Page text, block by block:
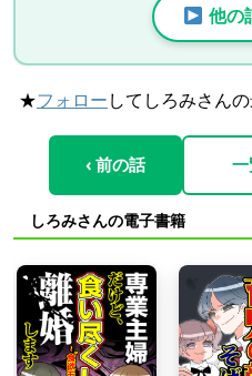
他の
★フォロー してしろみさん
‹ 前の話
しろみさんの電子書籍